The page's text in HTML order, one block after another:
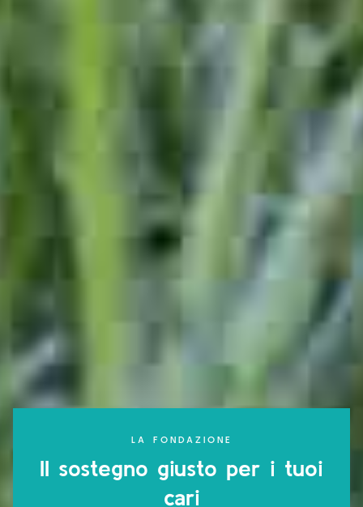
LA FONDAZIONE
Il sostegno giusto per i tuoi
cari